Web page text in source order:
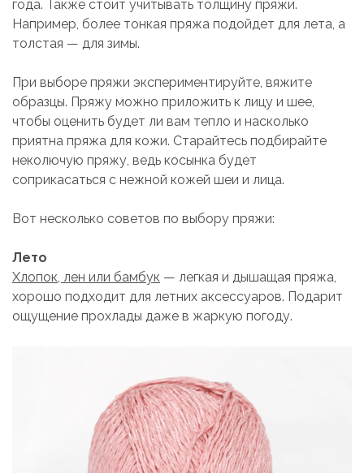
года. Также стоит учитывать толщину пряжи.
Например, более тонкая пряжа подойдет для лета, а
толстая — для зимы.
При выборе пряжи экспериментируйте, вяжите
образцы. Пряжу можно приложить к лицу и шее,
чтобы оценить будет ли вам тепло и насколько
приятна пряжа для кожи. Старайтесь подбирайте
неколючую пряжу, ведь косынка будет
соприкасаться с нежной кожей шеи и лица.
Вот несколько советов по выбору пряжи:
Лето
Хлопок, лен или бамбук — легкая и дышащая пряжа,
хорошо подходит для летних аксессуаров. Подарит
ощущение прохлады даже в жаркую погоду.